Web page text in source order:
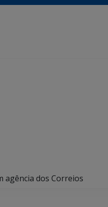
agência dos Correios